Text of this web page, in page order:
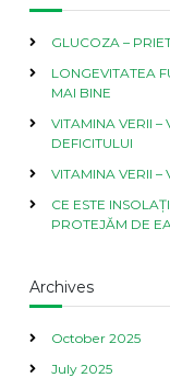
GLUCOZA –
LONGEVITATEA
MAI BINE
VITAMINA VERII –
DEFICITULUI
VITAMINA VERII
CE ESTE
PROTEJĂM DE EA
Archives
October 2025
July 2025